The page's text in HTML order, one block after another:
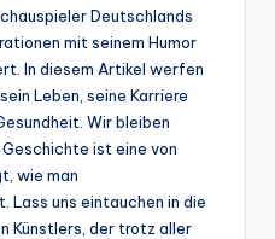
Deutschlands
mit seinem Humor
In diesem Artikel werfen
Leben, seine Karriere
Wir bleiben
ist eine von
wie man
Lass uns eintauchen in die
Künstlers, der trotz aller